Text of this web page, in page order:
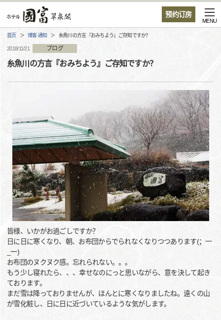
预约订房
MENU
首页 博客·通知 糸魚川の方言『おみちよう』ご存知ですか？
2018/11/21 ブログ
糸魚川の方言『おみちよう』ご存知ですか？
皆様、いかがお過ごしですか？
日に日に寒くなり、朝、お布団からでられなくなりつつあります(；一
_一)
お布団のヌクヌク感。忘れられない。。。
もう少し寝れたら、、、幸せなのにっと思いながら、意を決して起き
ております。
まだ雪は降っておりませんが、ほんとに寒くなりましたね。遠くの山
が雪化粧し、日に日に近づいているような気がします。